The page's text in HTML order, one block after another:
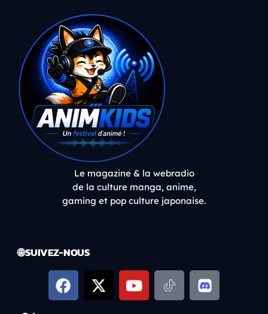
Le magazine & la webradio
de la culture manga, anime,
gaming et pop culture japonaise.
🌐 SUIVEZ-NOUS